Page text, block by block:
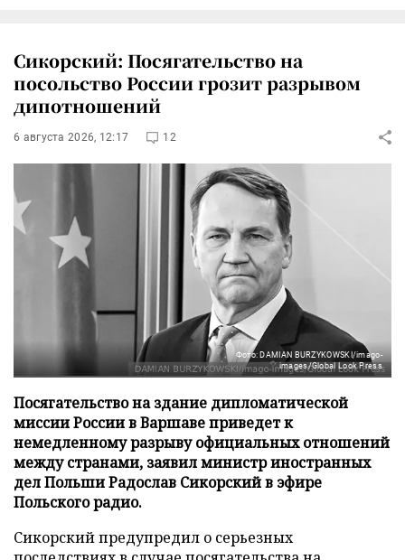
Сикорский: Посягательство на
посольство России грозит разрывом
дипотношений
6 августа 2026, 12:17 12
Фото: DAMIAN BURZYKOWSKI/imago-
images/Global Look Press
Посягательство на здание дипломатической
миссии России в Варшаве приведет к
немедленному разрыву официальных отношений
между странами, заявил министр иностранных
дел Польши Радослав Сикорский в эфире
Польского радио.
Сикорский предупредил о серьезных